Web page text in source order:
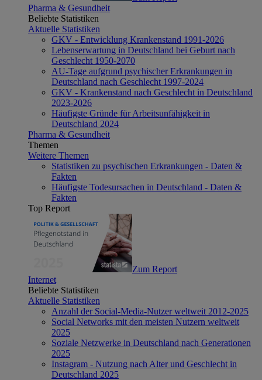
Pharma & Gesundheit
Beliebte Statistiken
Aktuelle Statistiken
GKV - Entwicklung Krankenstand 1991-2026
Lebenserwartung in Deutschland bei Geburt nach
Geschlecht 1950-2070
AU-Tage aufgrund psychischer Erkrankungen in
Deutschland nach Geschlecht 1997-2024
GKV - Krankenstand nach Geschlecht in Deutschland
2023-2026
Häufigste Gründe für Arbeitsunfähigkeit in
Deutschland 2024
Pharma & Gesundheit
Themen
Weitere Themen
Statistiken zu psychischen Erkrankungen - Daten &
Fakten
Häufigste Todesursachen in Deutschland - Daten &
Fakten
Top Report
Zum Report
Internet
Beliebte Statistiken
Aktuelle Statistiken
Anzahl der Social-Media-Nutzer weltweit 2012-2025
Social Networks mit den meisten Nutzern weltweit
2025
Soziale Netzwerke in Deutschland nach Generationen
2025
Instagram - Nutzung nach Alter und Geschlecht in
Deutschland 2025